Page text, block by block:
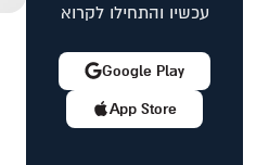
עכשיו והתחילו לקרוא
App Store
Google Play